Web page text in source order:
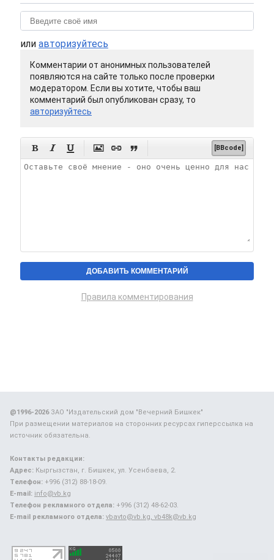
или авторизуйтесь
Комментарии от анонимных пользователей
появляются на сайте только после проверки
модератором. Если вы хотите, чтобы ваш
комментарий был опубликован сразу, то
авторизуйтесь
      [BBcode]
Правила комментирования
@1996-2026ЗАО "Издательский дом "Вечерний Бишкек"
При размещении материалов на сторонних ресурсах гиперссылка на
источник обязательна.
Контакты редакции:
Адрес: Кыргызстан, г. Бишкек, ул. Усенбаева, 2.
Телефон: +996 (312) 88-18-09.
E-mail: info@vb.kg
Телефон рекламного отдела: +996 (312) 48-62-03.
E-mail рекламного отдела: vbavto@vb.kg, vb48k@vb.kg